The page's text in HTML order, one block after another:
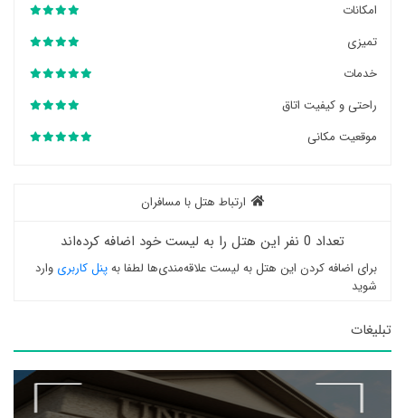
امکانات
تمیزی
خدمات
راحتی و کیفیت اتاق
موقعیت مکانی
ارتباط هتل با مسافران
تعداد 0 نفر این هتل را به لیست خود اضافه کرده‌اند
برای اضافه کردن این هتل به لیست علاقه‌مندی‌ها لطفا بهپنل کاربری وارد
شوید
تبلیغات